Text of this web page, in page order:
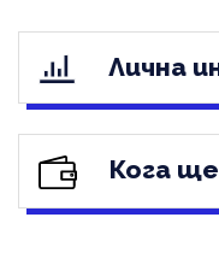
Лична
Кога